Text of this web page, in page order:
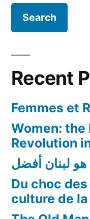
Recent
Femmes et
Women:
Revolution
هو لبنان أفضل
Du choc
culture de